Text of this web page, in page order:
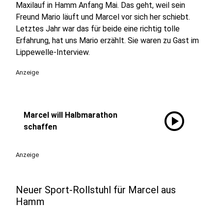
Maxilauf in Hamm Anfang Mai. Das geht, weil sein
Freund Mario läuft und Marcel vor sich her schiebt.
Letztes Jahr war das für beide eine richtig tolle
Erfahrung, hat uns Mario erzählt. Sie waren zu Gast im
Lippewelle-Interview.
Anzeige
Marcel will Halbmarathon
schaffen
play_circle
Anzeige
Neuer Sport-Rollstuhl für Marcel aus
Hamm